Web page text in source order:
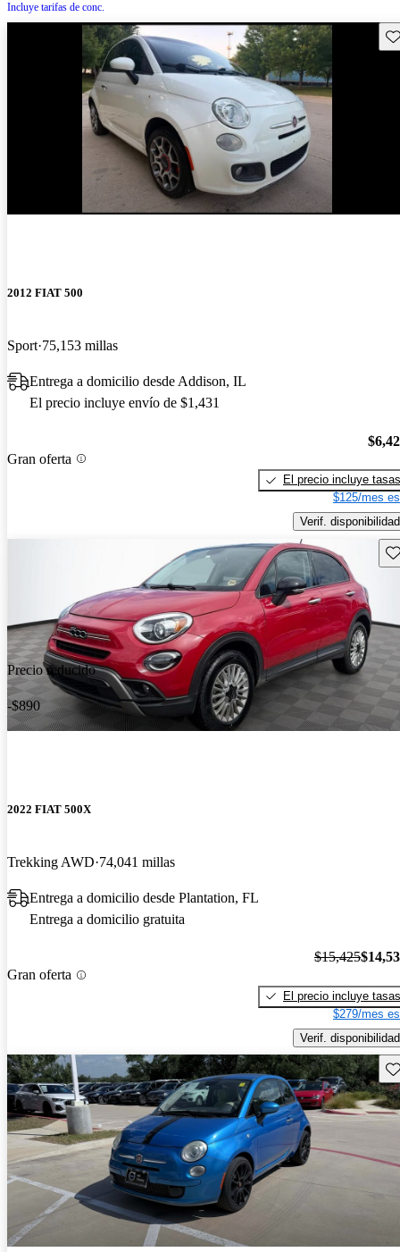
Incluye tarifas de conc.
2012 FIAT 500
Sport 75,153 millas
Entrega a domicilio desde Addison, IL
El precio incluye envío de $1,431
Gran oferta
El precio incluye tasas
$125/mes
Verif. disponibilidad
Precio reducido
-$890
2022 FIAT 500X
Trekking AWD 74,041 millas
Entrega a domicilio desde Plantation, FL
Entrega a domicilio gratuita
Gran oferta
$15,425
El precio incluye tasas
$279/mes
Verif. disponibilidad